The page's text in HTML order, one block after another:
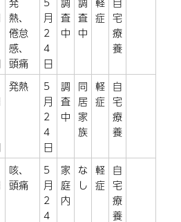
熱、
倦怠
感、
頭痛
月
2
4
日
査
中
査
中
症 宅
療
養
発熱
5
月
2
4
日
調
査
中
同
居
家
族
軽
症
自
宅
療
養
咳、
頭痛
5
月
2
4
家
庭
内
な
し
軽
症
自
宅
療
養